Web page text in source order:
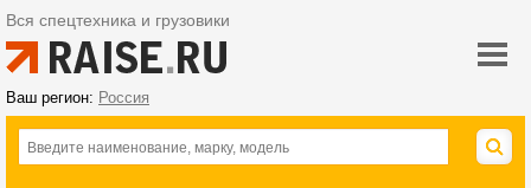
Вся спецтехника и грузовики
Ваш регион: Россия